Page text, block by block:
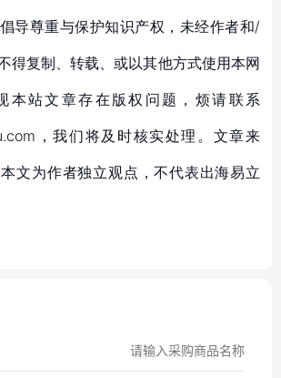
导尊重与保护知识产权，未经作者和/
得复制、转载、或以其他方式使用本网
本站文章存在版权问题，烦请联系
，我们将及时核实处理。文章来
文为作者独立观点，不代表出海易立